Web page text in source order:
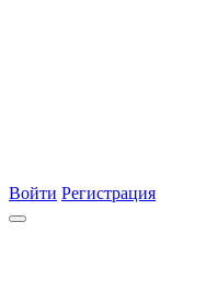
Войти Регистрация